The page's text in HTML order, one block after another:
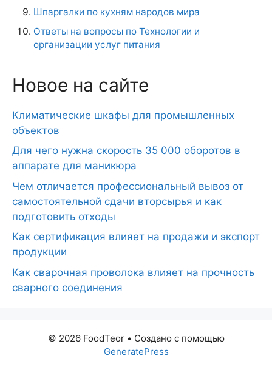
Шпаргалки по кухням народов мира
Ответы на вопросы по Технологии и
организации услуг питания
Новое на сайте
Климатические шкафы для промышленных
объектов
Для чего нужна скорость 35 000 оборотов в
аппарате для маникюра
Чем отличается профессиональный вывоз от
самостоятельной сдачи вторсырья и как
подготовить отходы
Как сертификация влияет на продажи и экспорт
продукции
Как сварочная проволока влияет на прочность
сварного соединения
© 2026 FoodTeor• Создано с помощью
GeneratePress